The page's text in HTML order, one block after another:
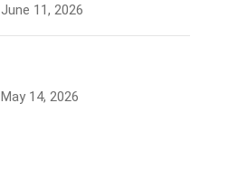
June 11, 2026
May 14, 2026